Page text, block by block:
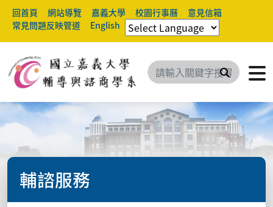
回首頁 網站導覽 嘉義大學 校園行事曆
意見信箱
常見問題反映管道
English
搜尋
輔諮服務